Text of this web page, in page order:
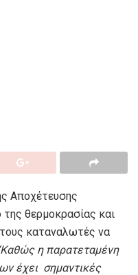
Αποχέτευσης
θερμοκρασίας και
καταναλωτές να
Καθώς η παρατεταμένη
έχει σημαντικές